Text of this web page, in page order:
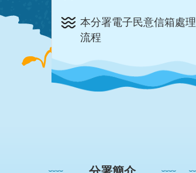
本分署電子民意信箱處理
流程